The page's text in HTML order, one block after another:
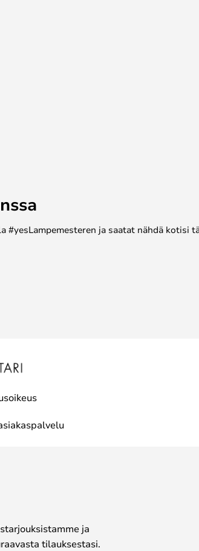
ja saatat nähdä kotisi
ja
tilauksestasi.